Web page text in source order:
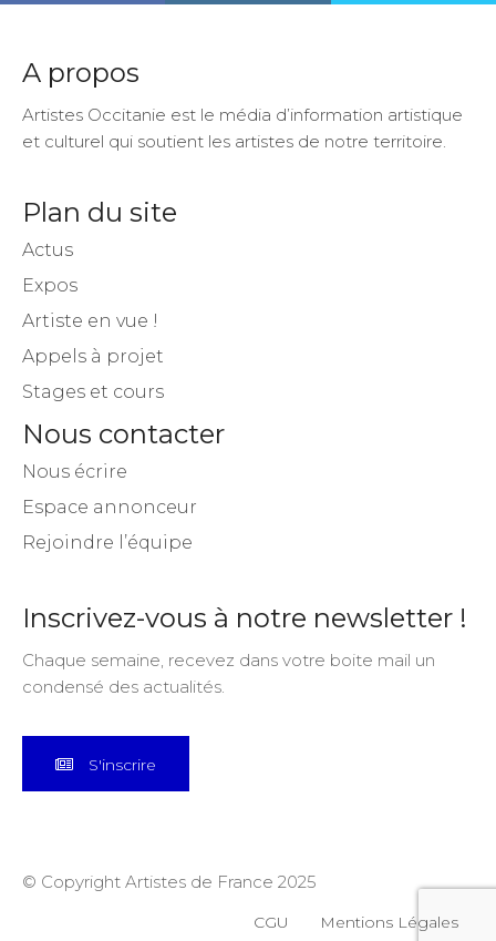
A propos
Artistes Occitanie est le média d’information artistique
et culturel qui soutient les artistes de notre territoire.
Plan du site
Actus
Expos
Artiste en vue !
Appels à projet
Stages et cours
Nous contacter
Nous écrire
Espace annonceur
Rejoindre l’équipe
Inscrivez-vous à notre newsletter !
Chaque semaine, recevez dans votre boite mail un
condensé des actualités.
S'inscrire
© Copyright Artistes de France 2025
CGU Mentions Légales